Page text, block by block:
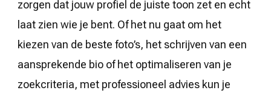
zorgen dat jouw profiel de juiste toon zet en echt
laat zien wie je bent. Of het nu gaat om het
kiezen van de beste foto’s, het schrijven van een
aansprekende bio of het optimaliseren van je
zoekcriteria, met professioneel advies kun je